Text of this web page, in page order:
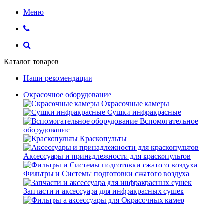
Меню
Каталог товаров
Наши рекомендации
Окрасочное оборудование
Окрасочные камеры
Сушки инфракрасные
Вспомогательное
оборудование
Краскопульты
Аксессуары и принадлежности для краскопультов
Фильтры и Системы подготовки сжатого воздуха
Запчасти и аксессуара для инфракрасных сушек